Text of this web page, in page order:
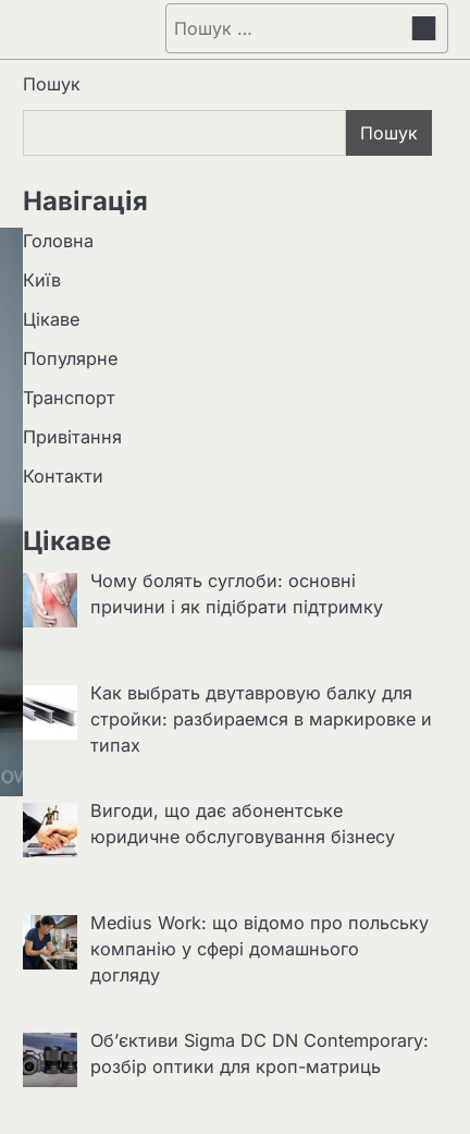
Пошук:
Пошук
Пошук
Навігація
Головна
Київ
Цікаве
Популярне
Транспорт
Привітання
Контакти
Цікаве
Чому болять суглоби: основні
причини і як підібрати підтримку
Как выбрать двутавровую балку для
стройки: разбираемся в маркировке и
типах
Вигоди, що дає абонентське
юридичне обслуговування бізнесу
Medius Work: що відомо про польську
компанію у сфері домашнього
догляду
Об’єктиви Sigma DC DN Contemporary:
розбір оптики для кроп-матриць